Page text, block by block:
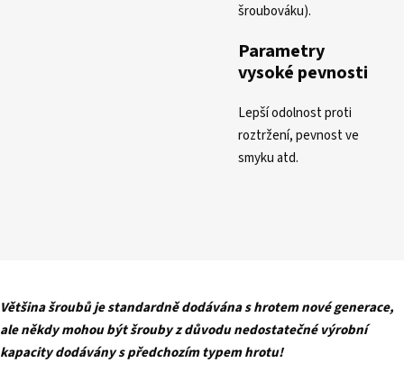
šroubováku).
Parametry
vysoké pevnosti
Lepší odolnost proti
roztržení, pevnost ve
smyku atd.
Většina šroubů je standardně dodávána s hrotem nové generace,
ale někdy mohou být šrouby z důvodu nedostatečné výrobní
kapacity dodávány s předchozím typem hrotu!